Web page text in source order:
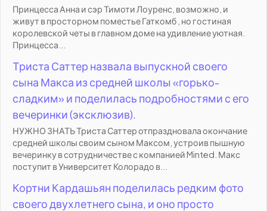
Принцесса Анна и сэр Тимоти Лоуренс, возможно, и
живут в просторном поместье Гаткомб , но гостиная
королевской четы в главном доме на удивление уютная.
Принцесса...
Триста Саттер назвала выпускной своего
сына Макса из средней школы «горько-
сладким» и поделилась подробностями с его
вечеринки (эксклюзив).
НУЖНО ЗНАТЬ Триста Саттер отпраздновала окончание
средней школы своим сыном Максом, устроив пышную
вечеринку в сотрудничестве с компанией Minted. Макс
поступит в Университет Колорадо в...
Кортни Кардашьян поделилась редким фото
своего двухлетнего сына, и оно просто